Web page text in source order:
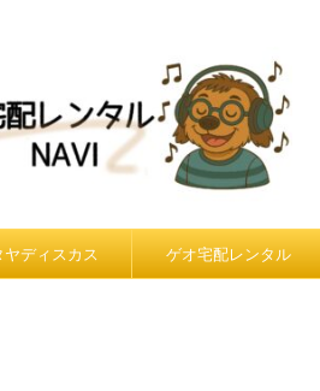
ヤディスカス ゲオ宅配レンタル